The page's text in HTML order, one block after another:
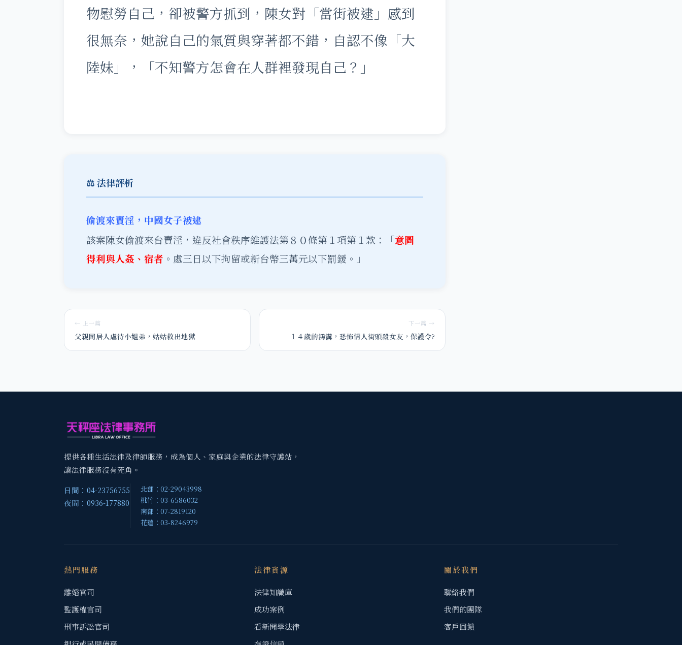
物慰勞自己，卻被警方抓到，陳女對「當街被逮」感到
很無奈，她說自己的氣質與穿著都不錯，自認不像「大
陸妹」，「不知警方怎會在人群裡發現自己？」
⚖️ 法律評析
偷渡來賣淫，中國女子被逮
該案陳女偷渡來台賣淫，違反社會秩序維護法第８０條第１項第１款：「意圖
得利與人姦、宿者 。處三日以下拘留或新台幣三萬元以下罰鍰。」
← 上一篇
父親同居人虐待小姐弟，姑姑救出地獄
下一篇 →
１４歲的鴻溝，恐怖情人街頭殺女友，保護令?
提供各種生活法律及律師服務，成為個人、家庭與企業的法律守護站，
讓法律服務沒有死角。
日間：04-23756755
夜間：0936-177880
北部：02-29043998
桃竹：03-6586032
南部：07-2819120
花蓮：03-8246979
熱門服務
離婚官司
監護權官司
刑事訴訟官司
法律資源
法律知識庫
成功案例
看新聞學法律
關於我們
聯絡我們
我們的團隊
客戶回饋